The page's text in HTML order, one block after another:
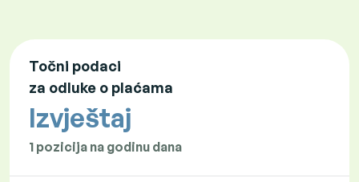
Točni podaci
za odluke o plaćama
Izvještaj
1 pozicija na godinu dana